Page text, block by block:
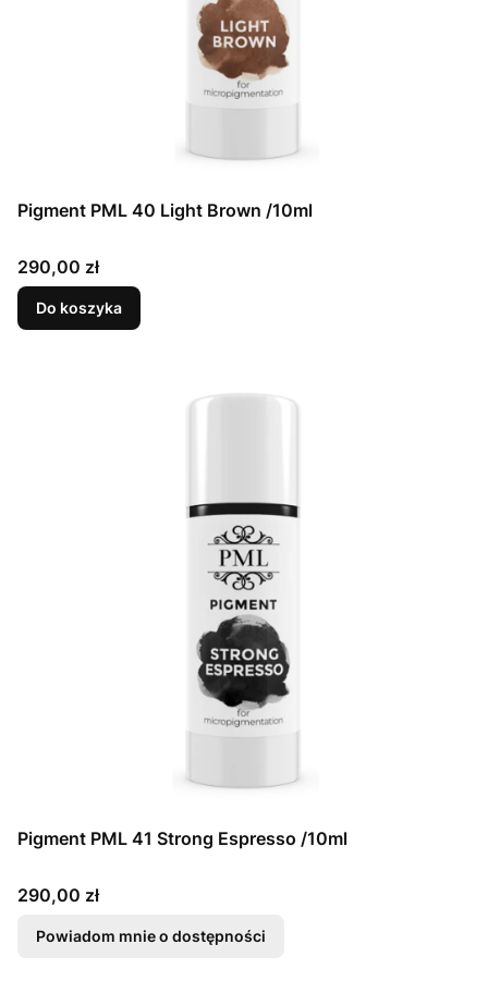
Pigment PML 40 Light Brown /10ml
Cena
290,00 zł
Do koszyka
Pigment PML 41 Strong Espresso /10ml
Cena
290,00 zł
Powiadom mnie o dostępności